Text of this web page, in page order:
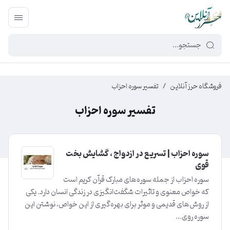
449f43cf-3da2-4422-bb12-2566cb5b8b05
فروشگاه حرز آنلاین / تفسیر سوره احزاب
تفسیر سوره احزاب
سوره احزاب | تسریع در ازدواج ، گشایش بخت
قوی
سوره احزاب از جمله سوره‌های مبارک قرآن کریم است
که خواص معنوی و تاثیرات شگفت‌انگیزی در زندگی انسان دارد. یکی
از روش‌های قدیمی و موثر برای بهره‌گیری از این خواص، نوشتن این
سوره روی...